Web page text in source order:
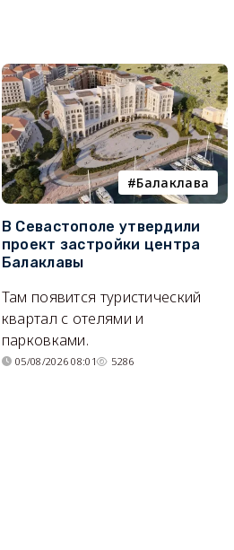
Балаклава
В Севастополе утвердили
проект застройки центра
Балаклавы
Там появится туристический
квартал с отелями и
парковками.
05/08/2026 08:01 5286